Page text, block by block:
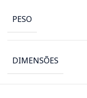
PESO
DIMENSÕES